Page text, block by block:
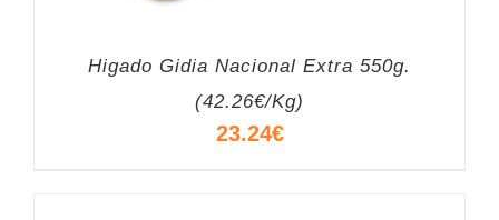
Higado Gidia Nacional Extra 550g.
(42.26€/Kg)
23.24€